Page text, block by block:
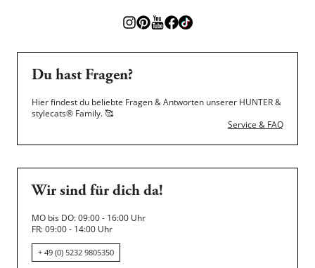
Du hast Fragen?
Hier findest du beliebte Fragen & Antworten unserer HUNTER &
stylecats® Family.🥰
Service & FAQ
Wir sind für dich da!
MO bis DO: 09:00 - 16:00 Uhr
FR: 09:00 - 14:00 Uhr
+ 49 (0) 5232 9805350